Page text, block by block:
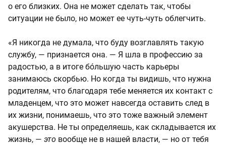
о его близких. Она не может сделать так, чтобы
ситуации не было, но может ее чуть-чуть облегчить.
«Я никогда не думала, что буду возглавлять такую
службу, — признается она. — Я шла в профессию за
радостью, а в итоге бóльшую часть карьеры
занимаюсь скорбью. Но когда ты видишь, что нужна
родителям, что благодаря тебе меняется их контакт с
младенцем, что это может навсегда оставить след в
их жизни, понимаешь, что это тоже важный элемент
акушерства. Не ты определяешь, как складывается их
жизнь, — это вообще не в нашей власти, — но от тебя